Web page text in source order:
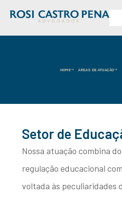
HOME ÁREAS DE ATUAÇÃO
Setor de
Nossa atuação combina
regulação educacional
voltada às peculiaridades